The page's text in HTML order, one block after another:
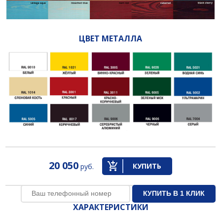
ЦВЕТ МЕТАЛЛА
20 050 руб. КУПИТЬ
ХАРАКТЕРИСТИКИ